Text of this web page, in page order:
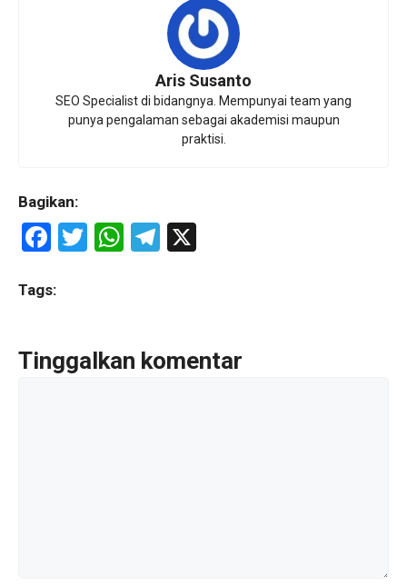
Aris Susanto
SEO Specialist di bidangnya. Mempunyai team yang
punya pengalaman sebagai akademisi maupun
praktisi.
Bagikan:
F
ce
o
o
T
W
A
T
a
Tags:
Tinggalkan komentar